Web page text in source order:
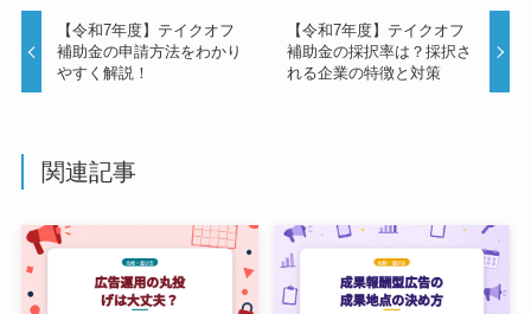
【令和7年度】テイクオフ
補助金の申請方法をわかり
やすく解説！
【令和7年度】テイクオフ
補助金の採択率は？採択さ
れる企業の特徴と対策
関連記事